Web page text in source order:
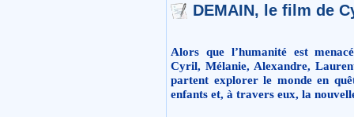
DEMAIN, le film de
Alors que l’humanité est
Cyril, Mélanie, Alexandre,
partent explorer le monde en
enfants et, à travers eux, la